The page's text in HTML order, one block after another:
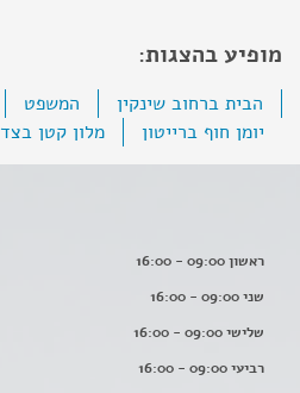
מופיע בהצגות:
הבית ברחוב שינקין המשפט
יומן חוף ברייטון
מלון קטן בצד
ראשון 09:00 - 16:00
שני 09:00 - 16:00
שלישי 09:00 - 16:00
רביעי 09:00 - 16:00